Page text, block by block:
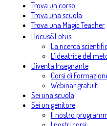
Trova un corso
Trova una scuola
Trova una Magic Teacher
Hocus&Lotus
La ricerca
L’ideatrice del
Diventa Insegnante
Corsi di
Webinar gratuiti
Sei una scuola
Sei un genitore
Il nostro